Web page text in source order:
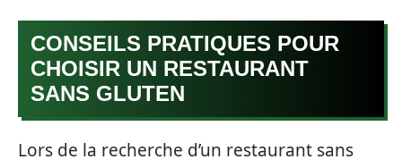
CONSEILS PRATIQUES POUR
CHOISIR UN RESTAURANT
SANS GLUTEN
Lors de la recherche d’un restaurant sans